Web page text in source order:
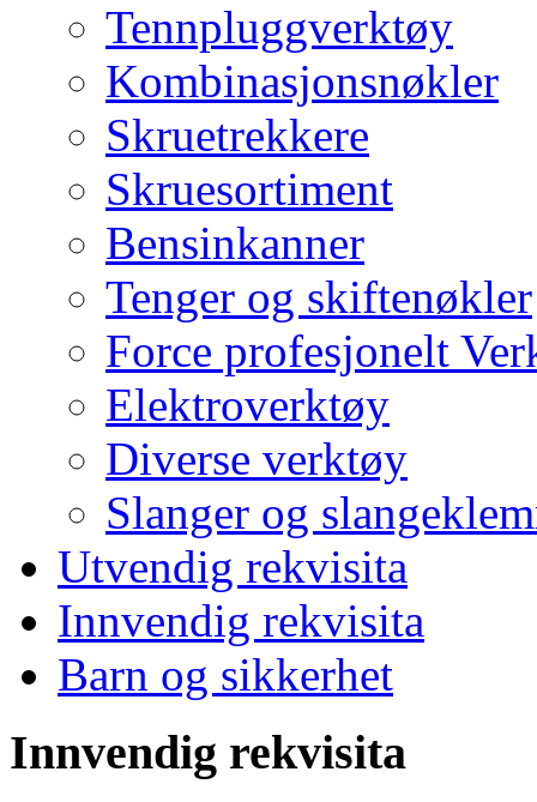
Tennpluggverktøy
Kombinasjonsnøkler
Skruetrekkere
Skruesortiment
Bensinkanner
Tenger og skiftenøkler
Force profesjonelt
Elektroverktøy
Diverse verktøy
Slanger og
Utvendig rekvisita
Innvendig rekvisita
Barn og sikkerhet
Innvendig rekvisita